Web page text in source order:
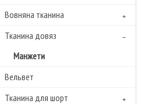
Вовняна тканина
Тканина довяз
Манжети
Вельвет
Тканина для шорт